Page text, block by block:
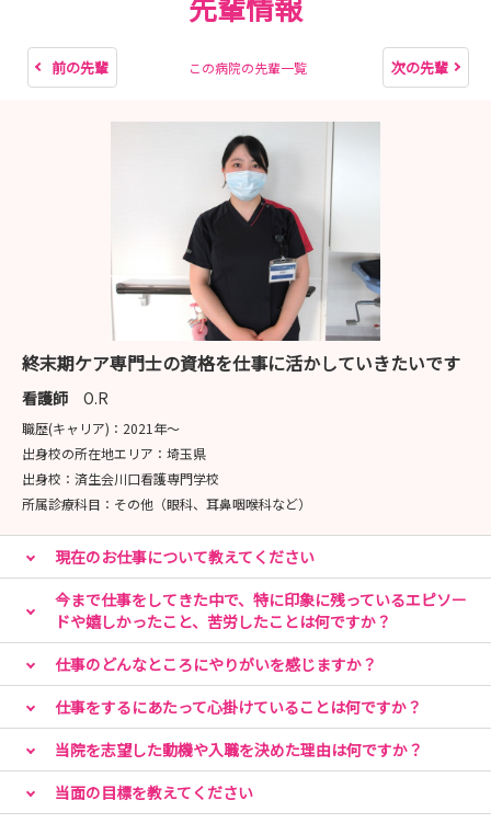
【🏥就業体験コース】平日限定（2部制…1部9：00-12：
【📝見学・説明会コース】随時開催 9:00～16:00まで
※1時間半程度のイベントです！
気になったらまずはエントリーください！その後、担当者
■---- CHECK４ ----■
インスタグラム更新しています！！
看護部の様子や院内の取り組みなど日々配信しています！
ぜひチェックしてみてください↓
https://www.instagram.com/asakakango1
■---- MESSAGE ----■
皆さんの疑問 ”気になる” を看護師採用担当が解決しま
す！
ご興味お持ちの方は、まず説明会画面よりご予約くださ
い！
TMGあさか医療センターは、2018年に移転し、駅からも
近く利便性が良い病院です。魅力ある職場環境づくりに努
め、知識や技術だけでなく豊かな人間性で患者さまから信
頼される人材育成を目指しています！
まずはお気軽に病院見学会からご参加くださいませ！
＼みなさんのご参加★お待ちしています！／
前の先輩 この病院の先輩一覧 次の先輩
終末期ケア専門士の資格を仕事に活かしていきたいです
看護師 O.R
職歴(キャリア)： 2021年〜
出身校の所在地エリア： 埼玉県
出身校： 済生会川口看護専門学校
所属診療科目： その他（眼科、耳鼻咽喉科など）
現在のお仕事について教えてください
今まで仕事をしてきた中で、特に印象に残っているエピソー
ドや嬉しかったこと、苦労したことは何ですか？
仕事のどんなところにやりがいを感じますか？
仕事をするにあたって心掛けていることは何ですか？
当院を志望した動機や入職を決めた理由は何ですか？
当面の目標を教えてください